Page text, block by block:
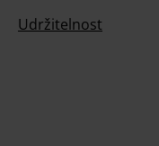
Udržitelnost